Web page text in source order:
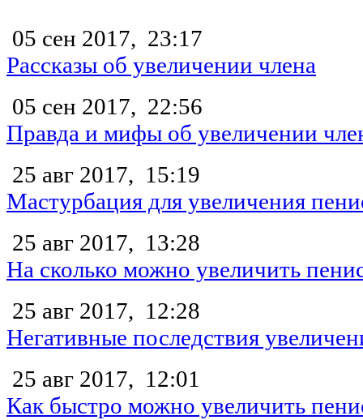
05 сен 2017, 23:17
Рассказы об увеличении члена
05 сен 2017, 22:56
Правда и мифы об увеличении
25 авг 2017, 15:19
Мастурбация для увеличения
25 авг 2017, 13:28
На сколько можно увеличить
25 авг 2017, 12:28
Негативные последствия
25 авг 2017, 12:01
Как быстро можно увеличить